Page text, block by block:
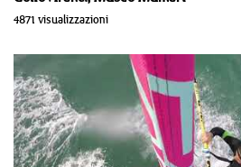
4871 visualizzazioni